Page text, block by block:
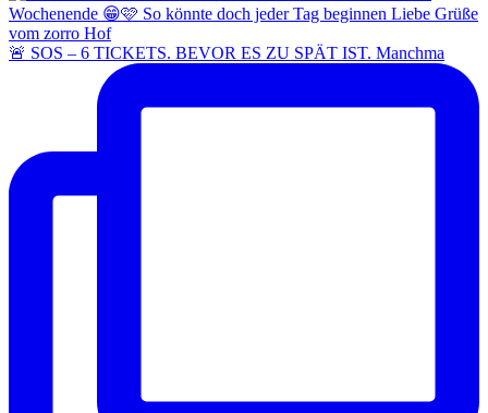
🚨 SOS – 6 TICKETS. BEVOR ES ZU SPÄT IST. Manchma